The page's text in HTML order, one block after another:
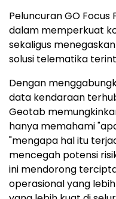
Peluncuran GO
dalam memperkuat
sekaligus
solusi telematika
Dengan
data kendaraan
Geotab
hanya memahami
"mengapa hal itu
mencegah potensi
ini mendorong
operasional yang